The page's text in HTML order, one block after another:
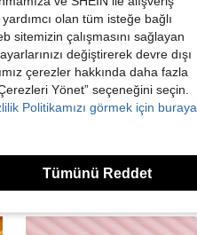
olan tüm isteğe bağlı
sitemizin çalışmasını sağlayan
değiştirerek devre dışı
çerezler hakkında daha fazla
Yönet” seçeneğini seçin.
Politikamızı görmek için buraya
Tümünü Reddet